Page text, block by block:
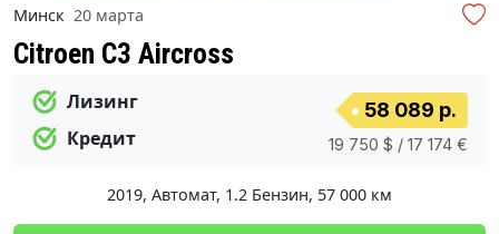
Минск 20 марта
Citroen C3 Aircross
Лизинг
Кредит
58 089 р.
19 750 $ / 17 174 €
2019, Автомат, 1.2 Бензин, 57 000 км